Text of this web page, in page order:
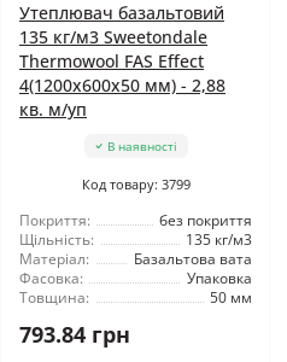
Утеплювач базальтовий
135 кг/м3 Sweetondale
Thermowool FAS Effect
4(1200x600x50 мм) - 2,88
кв. м/уп
В наявності
Код товару: 3799
Покриття:
без покриття
Щільність:
135 кг/м3
Матеріал:
Базальтова вата
Фасовка:
Упаковка
Товщина:
50 мм
793.84 грн